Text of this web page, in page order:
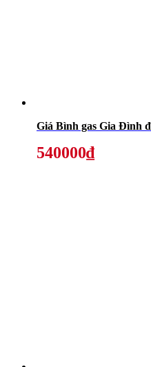
Giá Bình gas Gia Đình
540000₫